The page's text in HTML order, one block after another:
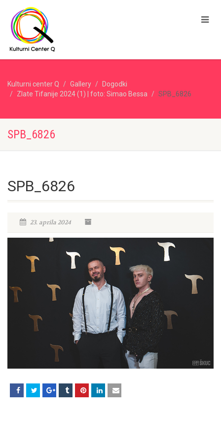
Kulturni center Q Gallery
Dogodki
Zlate Tifanije 2024 (1) | foto: Simao Bessa
SPB_6826
SPB_6826
SPB_6826
23. aprila 2024